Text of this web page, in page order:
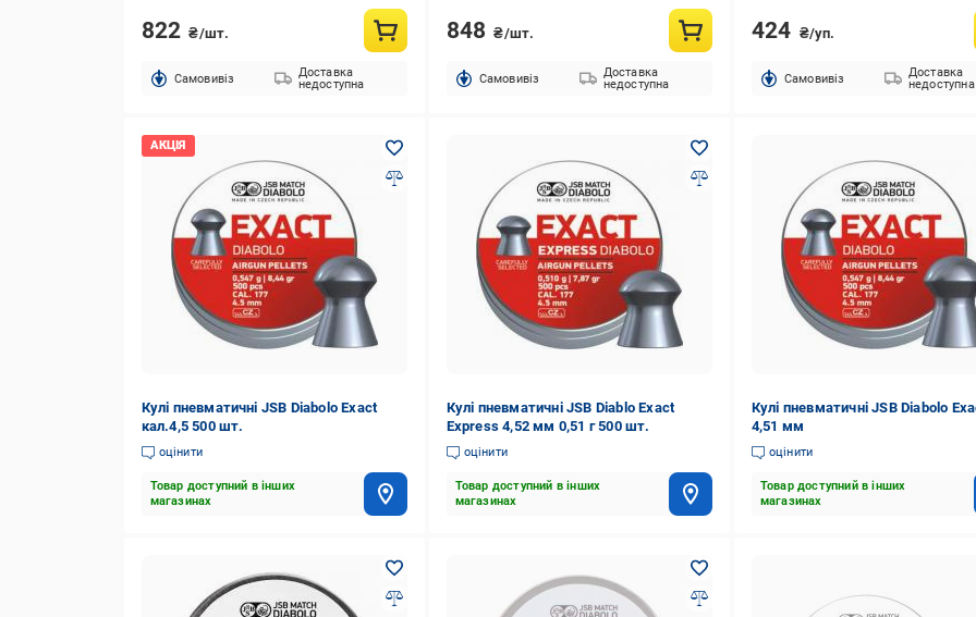
822 ₴/шт.
Cамовивіз
Доставка
недоступна
848 ₴/шт.
Cамовивіз
Доставка
недоступна
424 ₴/уп.
Cамовивіз
Доставка
недоступна
Кулі пневматичні JSB Diabolo Exact
кал.4,5 500 шт.
оцінити
Товар доступний в інших
магазинах
Кулі пневматичні JSB Diablo Exact
Express 4,52 мм 0,51 г 500 шт.
оцінити
Товар доступний в інших
магазинах
Кулі пневматичні JSB Diabolo
4,51 мм
оцінити
Товар доступний в інших
магазинах